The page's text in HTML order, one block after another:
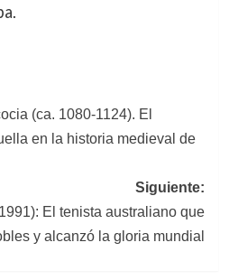
(ca. 1080-1124). El
en la historia medieval de
Siguiente:
El tenista australiano que
y alcanzó la gloria mundial